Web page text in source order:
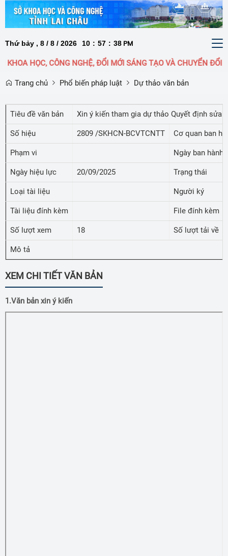
Thứ bảy , 8 / 8 / 2026 10 : 57 : 38 PM
HỌC, CÔNG NGHỆ, ĐỔI MỚI SÁNG TẠO VÀ CHUYỂN ĐỔI
Trang chủ Phổ biến pháp luật Dự thảo văn bản
Tiêu đề văn bản Xin ý kiến tham gia dự thảo Quyết định sửa
Số hiệu 2809 /SKHCN-BCVTCNTT Cơ quan ban
Phạm vi Ngày ban hành
Ngày hiệu lực 20/09/2025 Trạng thái
Loại tài liệu Người ký
Tài liệu đính kèm File đính kèm
Số lượt xem 18 Số lượt tải về
Mô tả
XEM CHI TIẾT VĂN BẢN
1.Văn bản xin ý kiến